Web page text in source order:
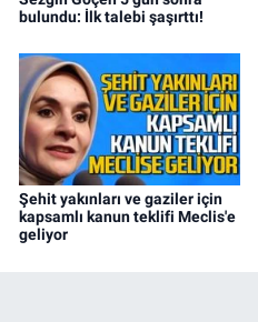
bulundu: İlk talebi şaşırttı!
Şehit yakınları ve gaziler için
kapsamlı kanun teklifi Meclis'e
geliyor